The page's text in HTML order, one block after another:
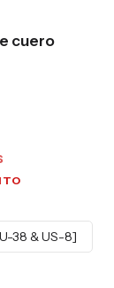
cuero
38 & US-8]